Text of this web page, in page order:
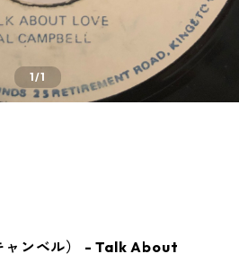
1/1
ンベル） - Talk About